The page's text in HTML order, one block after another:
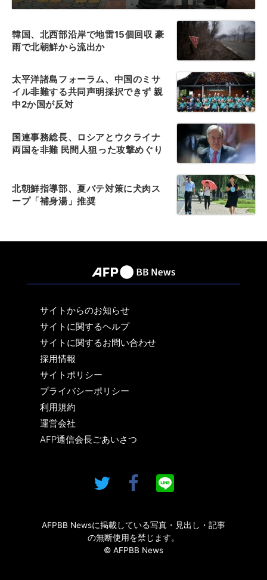
韓国、北西部沿岸で地雷15個回収 豪
雨で北朝鮮から流出か
太平洋諸島フォーラム、中国のミサ
イル非難する共同声明採択できず 親
中2か国が反対
国連事務総長、ロシアとウクライナ
両国を非難 民間人狙った攻撃めぐり
北朝鮮指導部、夏バテ対策に犬肉ス
ープ「補身湯」推奨
サイトからのお知らせ
サイトに関するヘルプ
サイトに関するお問い合わせ
採用情報
サイトポリシー
プライバシーポリシー
利用規約
運営会社
AFP通信会長ごあいさつ
AFPBB Newsに掲載している写真・見出し・記事
の無断使用を禁じます。
© AFPBB News